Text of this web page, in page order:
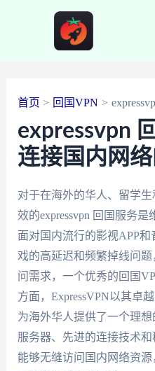
首页 回国VPN
expressvpn
连接国内网
对于在海外的华人、留学
效的expressvpn 回国服务
面对国内流行的影视APP
戏的高延迟和频繁掉线问
问需求，一个优秀的回国
方面，ExpressVPN以其卓
为海外华人提供了一个理
服务器、先进的连接技术
能够无缝访问国内网络资